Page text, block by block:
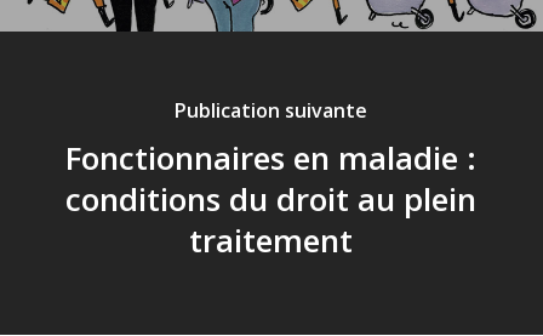
Publication suivante
Fonctionnaires en maladie :
conditions du droit au plein
traitement